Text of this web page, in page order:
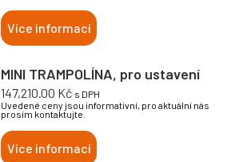
Více informací
MINI TRAMPOLÍNA, pro ustavení
147,210.00 Kč s DPH
Uvedené ceny jsou informativní, pro aktuální nás
prosím kontaktujte.
Více informací